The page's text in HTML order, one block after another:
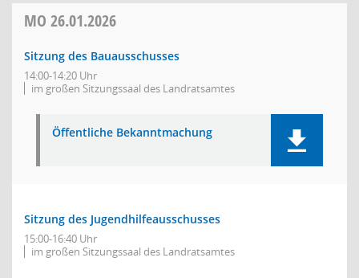
MO 26.01.2026
Sitzung des Bauausschusses
14:00-14:20 Uhr
im großen Sitzungssaal des Landratsamtes
Öffentliche Bekanntmachung
Sitzung des Jugendhilfeausschusses
15:00-16:40 Uhr
im großen Sitzungssaal des Landratsamtes